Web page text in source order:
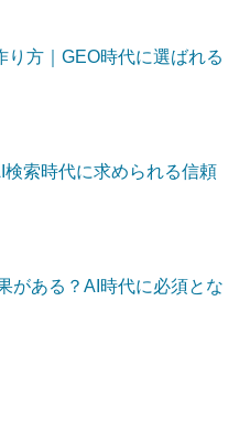
方｜GEO時代に選ばれる
索時代に求められる信頼
がある？AI時代に必須とな